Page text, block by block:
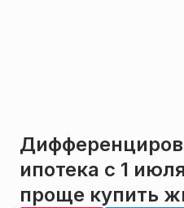
ипотека с 1
проще купить